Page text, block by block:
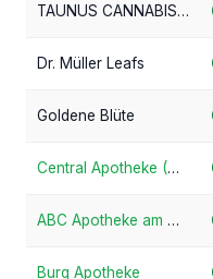
TAUNUS CANNABIS (Taunus Apotheke)
Dr. Müller Leafs
Goldene Blüte
Central Apotheke (Cannabis-Champion.de)
ABC Apotheke am Werth
Burg Apotheke